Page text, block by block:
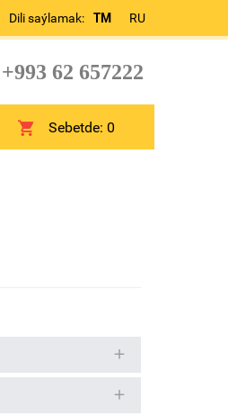
Dili saýlamak: TM RU
+993 62 657222
Sebetde:0